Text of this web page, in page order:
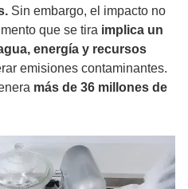
Sin embargo, el impacto no
que se tira implica un
energía y recursos
emisiones contaminantes.
más de 36 millones de